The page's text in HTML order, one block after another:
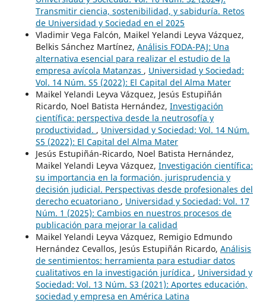
Transmitir ciencia, sostenibilidad, y sabiduría. Retos
de Universidad y Sociedad en el 2025
Vladimir Vega Falcón, Maikel Yelandi Leyva Vázquez,
Belkis Sánchez Martínez, Análisis FODA-PAJ: Una
alternativa esencial para realizar el estudio de la
empresa avícola Matanzas , Universidad y Sociedad:
Vol. 14 Núm. S5 (2022): El Capital del Alma Mater
Maikel Yelandi Leyva Vázquez, Jesús Estupiñán
Ricardo, Noel Batista Hernández, Investigación
científica: perspectiva desde la neutrosofía y
productividad. , Universidad y Sociedad: Vol. 14 Núm.
S5 (2022): El Capital del Alma Mater
Jesús Estupiñán-Ricardo, Noel Batista Hernández,
Maikel Yelandi Leyva Vázquez, Investigación científica:
su importancia en la formación, jurisprudencia y
decisión judicial. Perspectivas desde profesionales del
derecho ecuatoriano , Universidad y Sociedad: Vol. 17
Núm. 1 (2025): Cambios en nuestros procesos de
publicación para mejorar la calidad
Maikel Yelandi Leyva Vázquez, Remigio Edmundo
Hernández Cevallos, Jesús Estupiñán Ricardo, Análisis
de sentimientos: herramienta para estudiar datos
cualitativos en la investigación jurídica , Universidad y
Sociedad: Vol. 13 Núm. S3 (2021): Aportes educación,
sociedad y empresa en América Latina